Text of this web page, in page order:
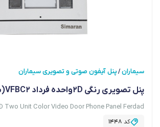
سیماران/پنل آیفون صوتی و تصویری سیماران
پنل تصویری رنگی 2Dواحده فرداد VFBC2(سیماران)
Two Unit Color Video Door Phone Panel Ferdad
کد 1448